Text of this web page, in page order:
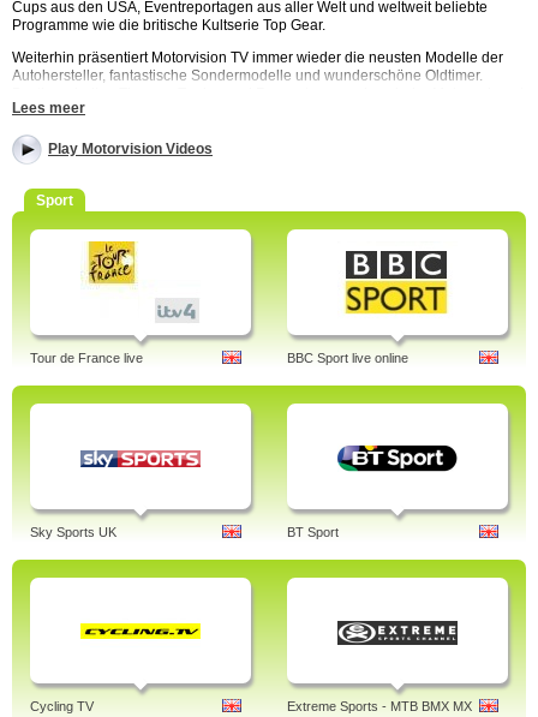
Cups aus den USA, Eventreportagen aus aller Welt und weltweit beliebte
Programme wie die britische Kultserie Top Gear.
Weiterhin präsentiert Motorvision TV immer wieder die neusten Modelle der
Autohersteller, fantastische Sondermodelle und wunderschöne Oldtimer.
kommt nicht zu kurzen. Nutzen Sie die Streaming Angebote von Motorvision TV
Laufenden zu halten!
Lees meer
Play Motorvision Videos
Sport
Tour de France live BBC Sport live online
Sky Sports UK BT Sport
Cycling TV
Extreme Sports - MTB BMX MX